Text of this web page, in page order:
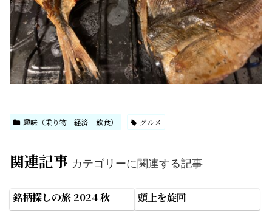
趣味（乗り物 経済 飲食） グルメ
関連記事 カテゴリーに関連する記事
銘柄探しの旅 2024 秋
頭上を旋回